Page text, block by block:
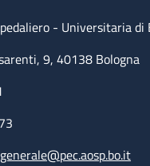
- Universitaria di
9, 40138 Bologna